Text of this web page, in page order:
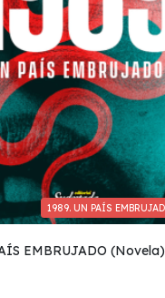
EMBRUJADO (Novela)